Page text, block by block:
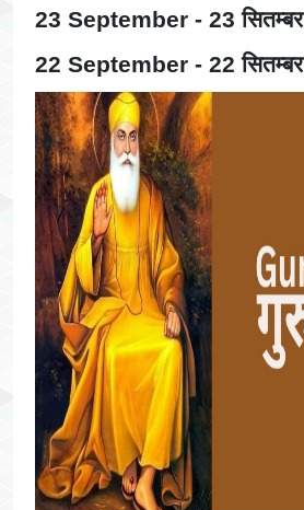
23 September - 23 सितम्बर
22 September - 22 सितम्बर